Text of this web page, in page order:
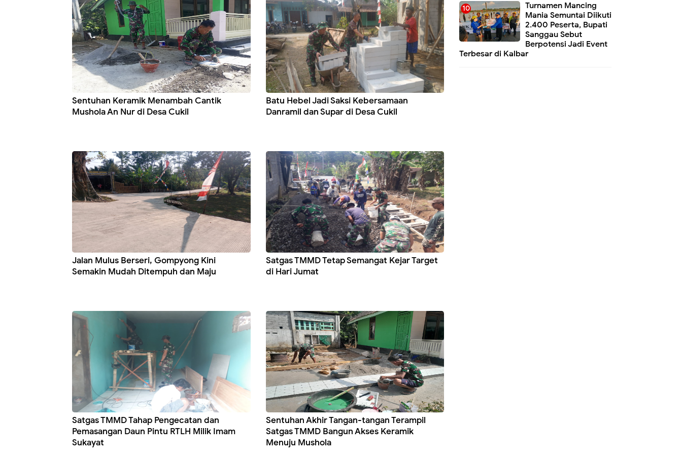
Sentuhan Keramik Menambah Cantik
Mushola An Nur di Desa Cukil
Batu Hebel Jadi Saksi Kebersamaan
Danramil dan Supar di Desa Cukil
Jalan Mulus Berseri, Gompyong Kini
Semakin Mudah Ditempuh dan Maju
Satgas TMMD Tetap Semangat Kejar Target
di Hari Jumat
Satgas TMMD Tahap Pengecatan dan
Pemasangan Daun Pintu RTLH Milik Imam
Sukayat
Sentuhan Akhir Tangan-tangan Terampil
Satgas TMMD Bangun Akses Keramik
Menuju Mushola
Turnamen Mancing
Mania Semuntai Diikuti
2.400 Peserta, Bupati
Sanggau Sebut
Berpotensi Jadi Event
Terbesar di Kalbar